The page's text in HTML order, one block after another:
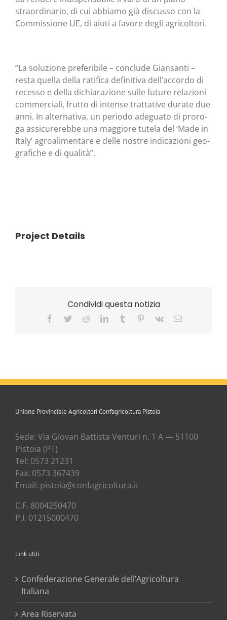
straor­di­na­rio, di cui abbia­mo già discus­so con la
Com­mis­sio­ne UE, di aiu­ti a favo­re degli agricoltori.
“La solu­zio­ne pre­fe­ri­bi­le – con­clu­de Gian­san­ti –
resta quel­la del­la rati­fi­ca defi­ni­ti­va dell’accordo di
reces­so e del­la dichia­ra­zio­ne sul­le futu­re rela­zio­ni
com­mer­cia­li, frut­to di inten­se trat­ta­ti­ve dura­te due
anni. In alter­na­ti­va, un perio­do ade­gua­to di pro­ro­
ga assi­cu­re­reb­be una mag­gio­re tute­la del ‘Made in
Ita­ly’ agroa­li­men­ta­re e del­le nostre indi­ca­zio­ni geo­
gra­fi­che e di qualità”.
Project Details
Condividi questa notizia
Facebook
TwitterRedditLinkedInTumblr Pinterest
Vk Email
Unione Provinciale Agricoltori Confagricoltura Pistoia
Sede: Via Gio­van Bat­ti­sta Ven­tu­ri n. 1 A — 51100
Pisto­ia (PT)
Tel: 0573 21231
Fax: 0573 367439
Email: pistoia@confagricoltura.it
C.F. 8004250470
P.I. 01215000470
Link utili
Confederazione Generale dell’Agricoltura
Italiana
Area Riservata